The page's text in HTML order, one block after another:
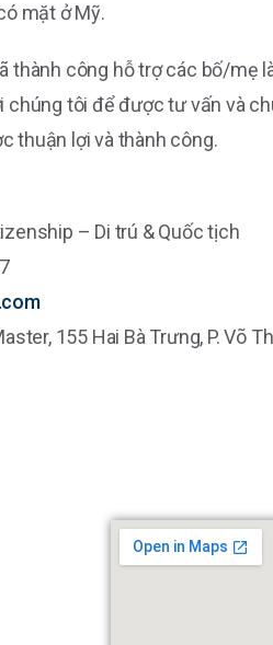
mặt ở Mỹ.
thành công hỗ trợ các bố/mẹ
chúng tôi để được tư vấn và
thuận lợi và thành công.
– Di trú & Quốc tịch
155 Hai Bà Trưng, P. Võ